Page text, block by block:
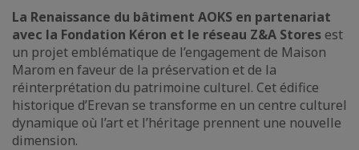
La Renaissance du bâtiment AOKS en partenariat
avec la Fondation Kéron et le réseau Z&A Stores est
un projet emblématique de l’engagement de Maison
Marom en faveur de la préservation et de la
réinterprétation du patrimoine culturel. Cet édifice
historique d’Erevan se transforme en un centre culturel
dynamique où l’art et l’héritage prennent une nouvelle
dimension.